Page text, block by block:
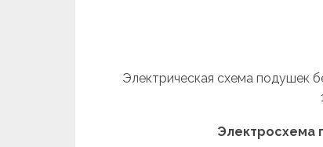
Электрическая схема подушек
Электросхема